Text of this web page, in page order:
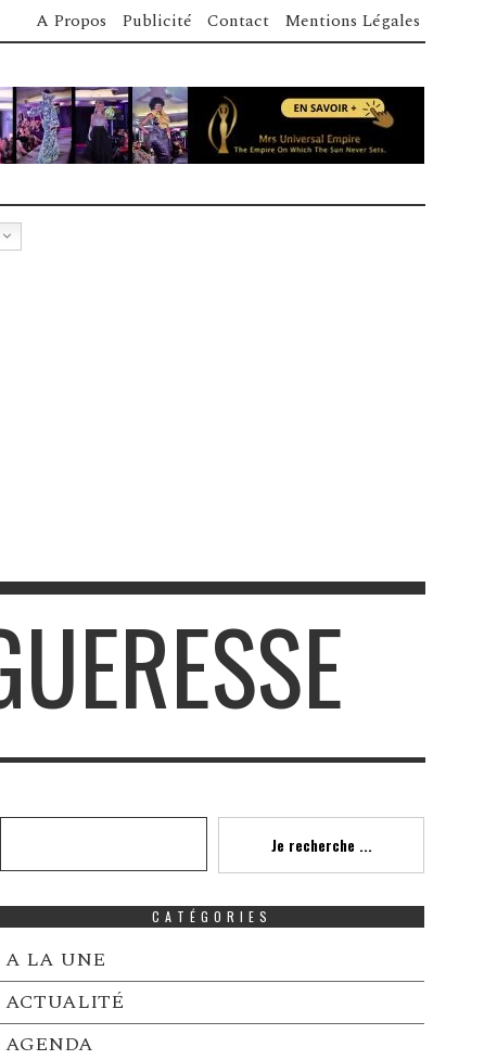
A Propos Publicité Contact Mentions Légales
Je recherche ...
CATÉGORIES
A LA UNE
ACTUALITÉ
AGENDA